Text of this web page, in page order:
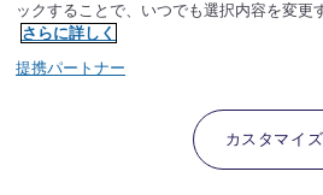
ックすることで、いつでも選択内容を変更
さらに詳しく
提携パートナー
カスタマイズ